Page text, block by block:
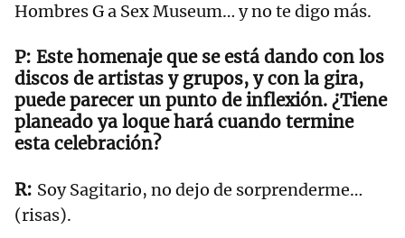
Hombres G a Sex Museum… y no te digo más.
Este homenaje que se está dando con los
discos de artistas y grupos, y con la gira,
puede parecer un punto de inflexión. ¿Tiene
planeado ya loque hará cuando termine
esta celebración?
Soy Sagitario, no dejo de sorprenderme…
(risas).